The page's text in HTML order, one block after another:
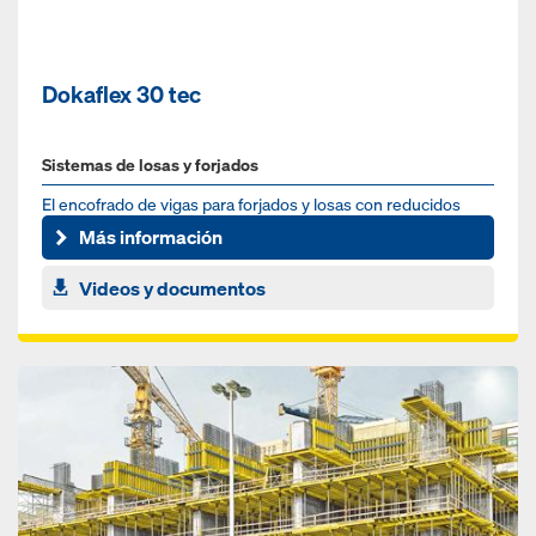
Dokaflex 30 tec
Sistemas de losas y forjados
El encofrado de vigas para forjados y losas con reducidos
costes por puesta
Más información
Videos y documentos